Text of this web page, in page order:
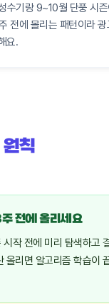
수기랑 9~10월 단풍 시
전에 몰리는 패턴이라 광
요.
칙
전에 올리세요
시작 전에 미리 탐색하고
올리면 알고리즘 학습이